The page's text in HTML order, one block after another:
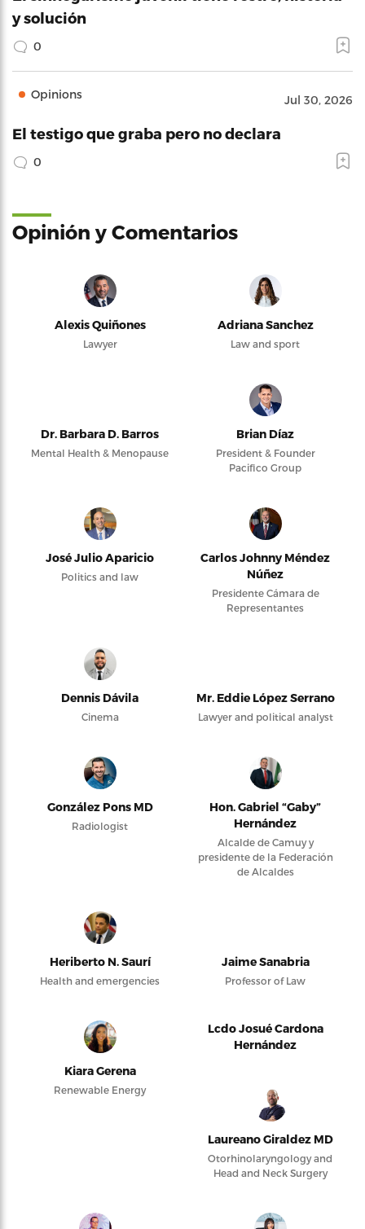
y solución
0
Opinions Jul 30, 2026
El testigo que graba pero no declara
0
Opinión y Comentarios
Alexis Quiñones
Lawyer
Adriana Sanchez
Law and sport
Dr. Barbara D. Barros
Mental Health & Menopause
Brian Díaz
President & Founder
Pacifico Group
José Julio Aparicio
Politics and law
Carlos Johnny Méndez
Núñez
Presidente Cámara de
Representantes
Dennis Dávila
Cinema
Mr. Eddie López Serrano
Lawyer and political analyst
González Pons MD
Radiologist
Hon. Gabriel “Gaby”
Hernández
Alcalde de Camuy y
presidente de la Federación
de Alcaldes
Heriberto N. Saurí
Health and emergencies
Jaime Sanabria
Professor of Law
Kiara Gerena
Renewable Energy
Lcdo Josué Cardona
Hernández
Laureano Giraldez MD
Otorhinolaryngology and
Head and Neck Surgery